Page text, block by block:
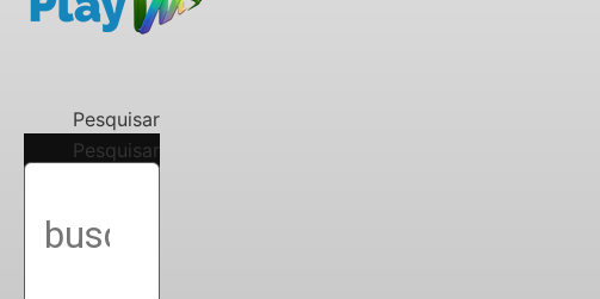
Pesquisar
Pesquisar